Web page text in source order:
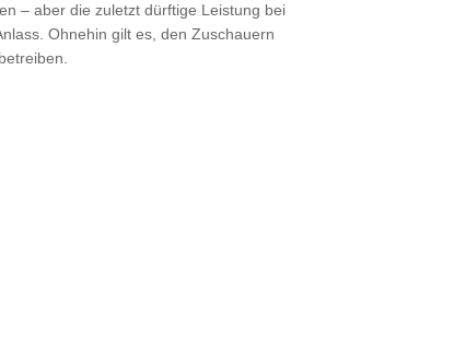
– aber die zuletzt dürftige Leistung bei
Ohnehin gilt es, den Zuschauern